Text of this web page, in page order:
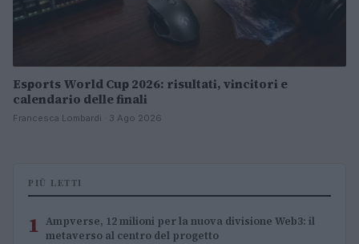
Esports World Cup 2026: risultati, vincitori e
calendario delle finali
Francesca Lombardi · 3 Ago 2026
PIÙ LETTI
1 Ampverse, 12 milioni per la nuova divisione Web3: il
metaverso al centro del progetto